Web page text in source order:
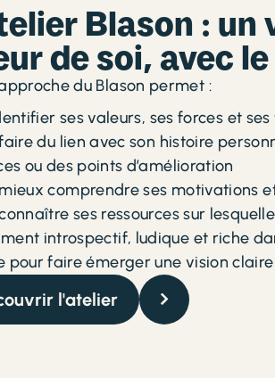
Blason : un
de soi, avec
du Blason permet :
ses valeurs, ses forces et
du lien avec son histoire
ou des points d’amélioration
comprendre ses motivations
ses ressources sur
introspectif, ludique et riche
pour faire émerger une vision
l'atelier